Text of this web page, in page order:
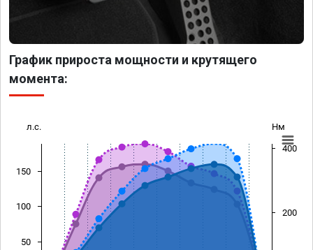
График прироста мощности и крутящего
момента:
л.с. Нм
50
100
150
200
400